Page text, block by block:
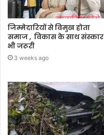
जिम्मेदारियों से विमुख होता
समाज , विकास के साथ संस्कार
भी जरूरी
3 weeks ago